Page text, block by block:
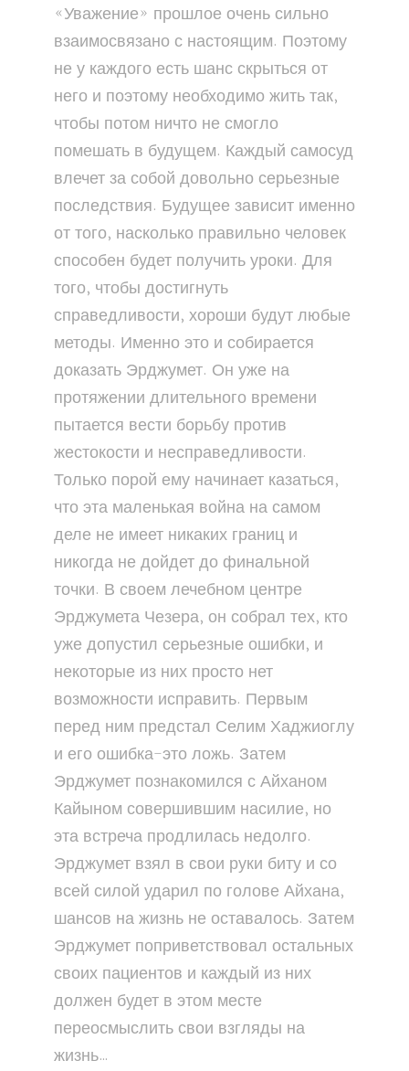
«Уважение» прошлое очень сильно
взаимосвязано с настоящим. Поэтому
не у каждого есть шанс скрыться от
него и поэтому необходимо жить так,
чтобы потом ничто не смогло
помешать в будущем. Каждый самосуд
влечет за собой довольно серьезные
последствия. Будущее зависит именно
от того, насколько правильно человек
способен будет получить уроки. Для
того, чтобы достигнуть
справедливости, хороши будут любые
методы. Именно это и собирается
доказать Эрджумет. Он уже на
протяжении длительного времени
пытается вести борьбу против
жестокости и несправедливости.
Только порой ему начинает казаться,
что эта маленькая война на самом
деле не имеет никаких границ и
никогда не дойдет до финальной
точки. В своем лечебном центре
Эрджумета Чезера, он собрал тех, кто
уже допустил серьезные ошибки, и
некоторые из них просто нет
возможности исправить. Первым
перед ним предстал Селим Хаджиоглу
и его ошибка-это ложь. Затем
Эрджумет познакомился с Айханом
Кайыном совершившим насилие, но
эта встреча продлилась недолго.
Эрджумет взял в свои руки биту и со
всей силой ударил по голове Айхана,
шансов на жизнь не оставалось. Затем
Эрджумет поприветствовал остальных
своих пациентов и каждый из них
должен будет в этом месте
переосмыслить свои взгляды на
жизнь…